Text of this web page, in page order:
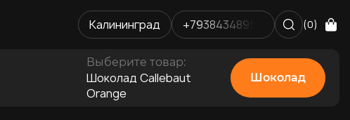
Калининград +79384348952 (0)
Выберите товар:
Шоколад Callebaut
Orange
Шоколад